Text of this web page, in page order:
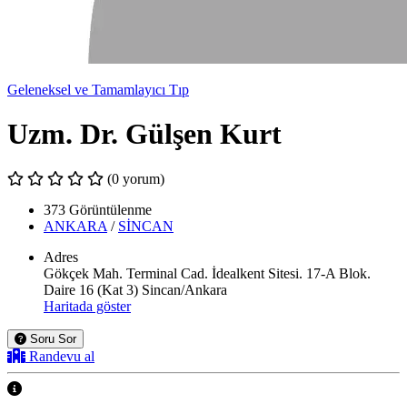
Geleneksel ve Tamamlayıcı Tıp
Uzm. Dr. Gülşen Kurt
(0 yorum)
373 Görüntülenme
ANKARA / SİNCAN
Adres
Gökçek Mah. Terminal Cad. İdealkent Sitesi. 17-A Blok.
Daire 16 (Kat 3) Sincan/Ankara
Haritada göster
Soru Sor
Randevu al